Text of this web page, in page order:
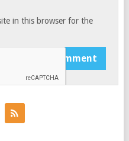
in this browser for the